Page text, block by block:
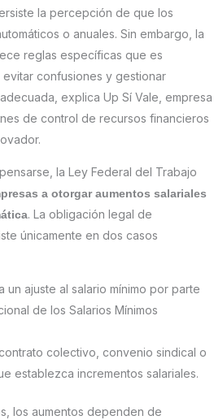
la percepción de que los
o anuales. Sin embargo, la
reglas específicas que es
confusiones y gestionar
explica Up Sí Vale, empresa
de control de recursos financieros
la Ley Federal del Trabajo
a otorgar aumentos salariales
. La obligación legal de
únicamente en dos casos
un ajuste al salario mínimo por parte
de los Salarios Mínimos
colectivo, convenio sindical o
establezca incrementos salariales.
los aumentos dependen de